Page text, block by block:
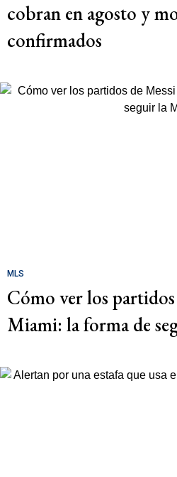
cobran en agosto y
confirmados
MLS
Cómo ver los
Miami: la forma de